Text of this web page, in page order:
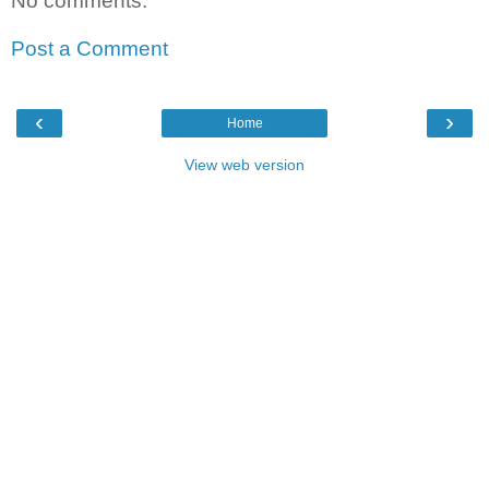
Post a Comment
‹ ›
Home
View web version